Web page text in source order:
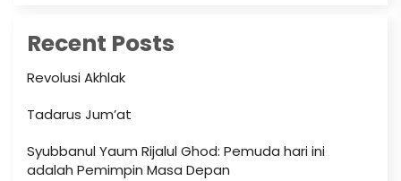
Recent Posts
Revolusi Akhlak
Tadarus Jum’at
Syubbanul Yaum Rijalul Ghod: Pemuda hari ini
adalah Pemimpin Masa Depan